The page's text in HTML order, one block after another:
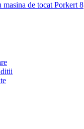
masina de tocat Porkert 8